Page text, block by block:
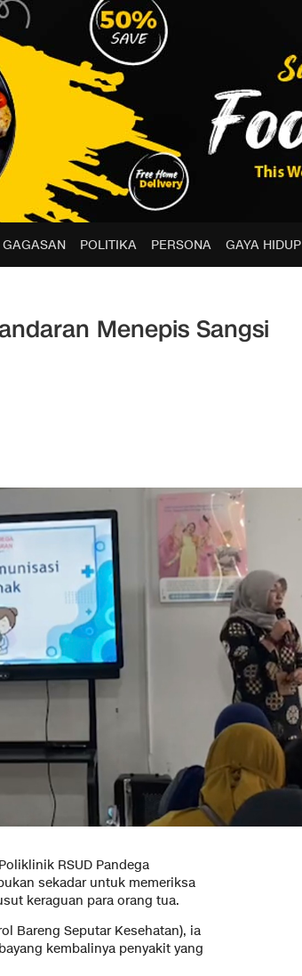
GAGASAN POLITIKA PERSONA GAYA HIDUP
Menepis Sangsi
RSUD Pandega
sekadar untuk memeriksa
keraguan para orang tua.
Bareng Seputar Kesehatan), ia
kembalinya penyakit yang